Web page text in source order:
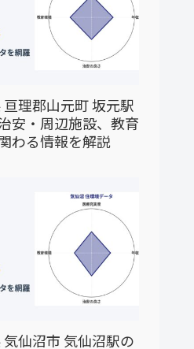
亘理郡山元町 坂元駅
安・周辺施設、教育
わる情報を解説
気仙沼市 気仙沼駅の